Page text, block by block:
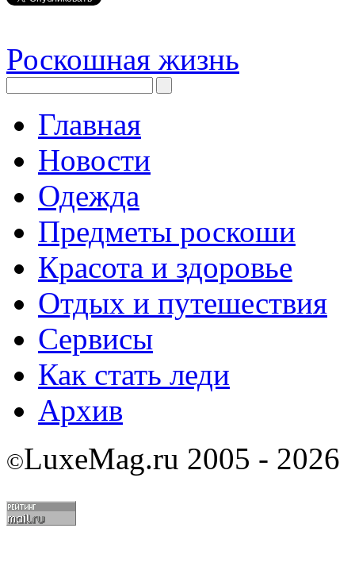
Роскошная жизнь
Главная
Новости
Одежда
Предметы роскоши
Красота и здоровье
Отдых и путешествия
Сервисы
Как стать леди
Архив
©LuxeMag.ru 2005 - 2026